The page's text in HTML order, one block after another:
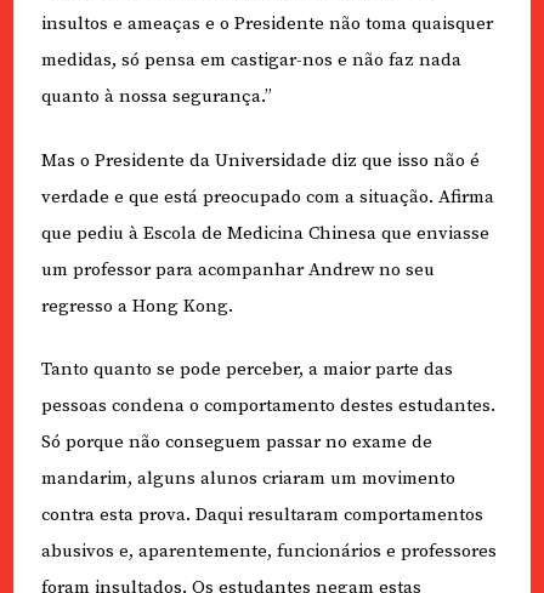
insultos e ameaças e o Presidente não toma quaisquer
medidas, só pensa em castigar-nos e não faz nada
quanto à nossa segurança.”
Mas o Presidente da Universidade diz que isso não é
verdade e que está preocupado com a situação. Afirma
que pediu à Escola de Medicina Chinesa que enviasse
um professor para acompanhar Andrew no seu
regresso a Hong Kong.
Tanto quanto se pode perceber, a maior parte das
pessoas condena o comportamento destes estudantes.
Só porque não conseguem passar no exame de
mandarim, alguns alunos criaram um movimento
contra esta prova. Daqui resultaram comportamentos
abusivos e, aparentemente, funcionários e professores
foram insultados. Os estudantes negam estas